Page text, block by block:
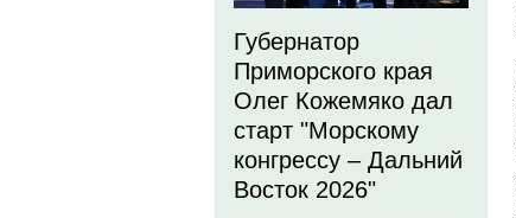
Губернатор
Приморского края
Олег Кожемяко дал
старт "Морскому
конгрессу – Дальний
Восток 2026"